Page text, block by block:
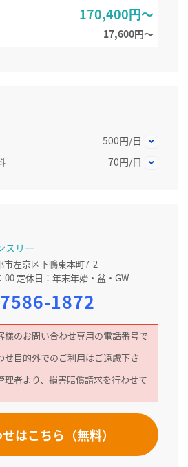
170,400円～
17,600円〜
500円/日
70円/日
スリー
市左京区下鴨東本町7-2
00 定休日：年末年始・盆・GW
1872
様のお問い合わせ専用の電話番号で
せ目的外でのご利用はご遠慮下さ
理者より、損害賠償請求を行わせて
はこちら（無料）